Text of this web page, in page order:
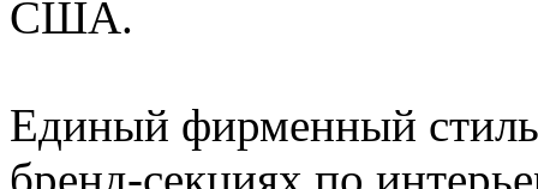
США.
Единый фирменный
бренд-секциях по